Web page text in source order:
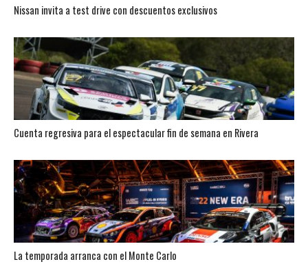
Nissan invita a test drive con descuentos exclusivos
Cuenta regresiva para el espectacular fin de semana en Rivera
La temporada arranca con el Monte Carlo